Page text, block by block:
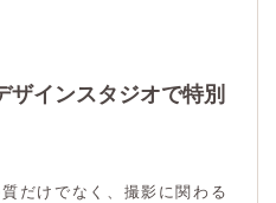
ザインスタジオで特別
だけでなく、撮影に関わる